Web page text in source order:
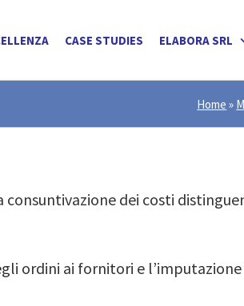
CASE STUDIES ELABORA SRL
Home »
dei costi
ordini ai fornitori e